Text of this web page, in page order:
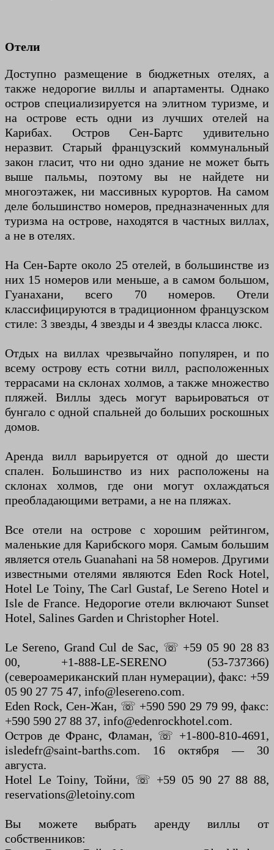
Отели
Доступно размещение в бюджетных отелях, а
также недорогие виллы и апартаменты. Однако
остров специализируется на элитном туризме, и
на острове есть одни из лучших отелей на
Карибах. Остров Сен-Бартс удивительно
неразвит. Старый французский коммунальный
закон гласит, что ни одно здание не может быть
выше пальмы, поэтому вы не найдете ни
многоэтажек, ни массивных курортов. На самом
деле большинство номеров, предназначенных для
туризма на острове, находятся в частных виллах,
а не в отелях.
На Сен-Барте около 25 отелей, в большинстве из
них 15 номеров или меньше, а в самом большом,
Гуанахани, всего 70 номеров. Отели
классифицируются в традиционном французском
стиле: 3 звезды, 4 звезды и 4 звезды класса люкс.
Отдых на виллах чрезвычайно популярен, и по
всему острову есть сотни вилл, расположенных
террасами на склонах холмов, а также множество
пляжей. Виллы здесь могут варьироваться от
бунгало с одной спальней до больших роскошных
домов.
Аренда вилл варьируется от одной до шести
спален. Большинство из них расположены на
склонах холмов, где они могут охлаждаться
преобладающими ветрами, а не на пляжах.
Все отели на острове с хорошим рейтингом,
маленькие для Карибского моря. Самым большим
является отель Guanahani на 58 номеров. Другими
известными отелями являются Eden Rock Hotel,
Hotel Le Toiny, The Carl Gustaf, Le Sereno Hotel и
Isle de France. Недорогие отели включают Sunset
Hotel, Salines Garden и Christopher Hotel.
Le Sereno, Grand Cul de Sac, ☏ +59 05 90 28 83
00, +1-888-LE-SERENO (53-737366)
(североамериканский план нумерации), факс: +59
05 90 27 75 47, info@lesereno.com.
Eden Rock, Сен-Жан, ☏ +590 590 29 79 99, факс:
+590 590 27 88 37, info@edenrockhotel.com.
Остров де Франс, Фламан, ☏ +1-800-810-4691,
isledefr@saint-barths.com. 16 октября — 30
августа.
Hotel Le Toiny, Тойни, ☏ +59 05 90 27 88 88,
reservations@letoiny.com
Вы можете выбрать аренду виллы от
собственников: